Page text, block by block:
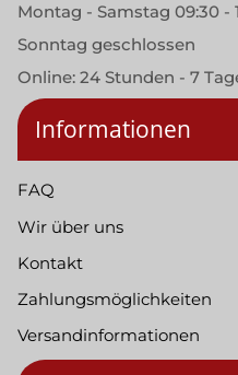
Montag - Samstag 09:30 -
Sonntag geschlossen
Online: 24 Stunden - 7
Informationen
FAQ
Wir über uns
Kontakt
Zahlungsmöglichkeiten
Versandinformationen